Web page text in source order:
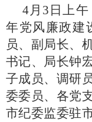
4月3日上
年党风廉政建
员、副局长、
书记、局长钟
子成员、调研
委委员、各党
市纪委监委驻